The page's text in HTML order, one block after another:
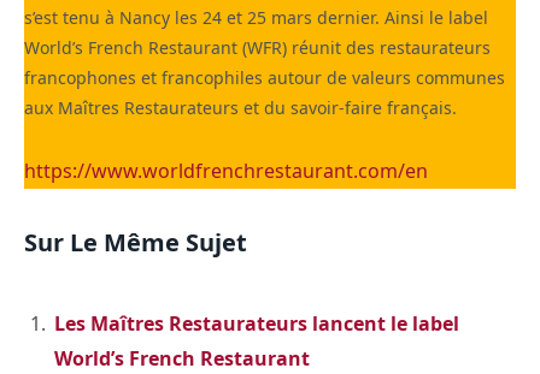
s’est tenu à Nancy les 24 et 25 mars dernier. Ainsi le label
World’s French Restaurant (WFR) réunit des restaurateurs
francophones et francophiles autour de valeurs communes
aux Maîtres Restaurateurs et du savoir-faire français.
https://www.worldfrenchrestaurant.com/en
Sur Le Même Sujet
Les Maîtres Restaurateurs lancent le label
World’s French Restaurant